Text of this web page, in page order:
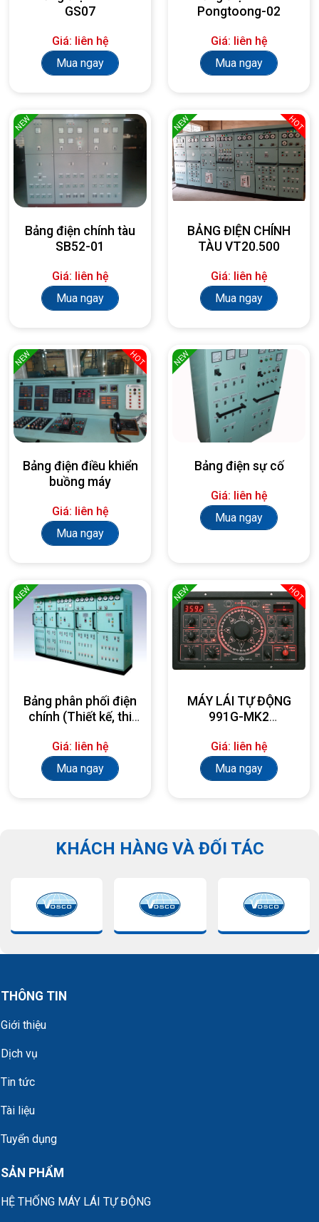
GS07
Giá: liên hệ
Mua ngay
Pongtoong-02
Giá: liên hệ
Mua ngay
NEW
Bảng điện chính tàu
SB52-01
Giá: liên hệ
Mua ngay
NEW HOT
BẢNG ĐIỆN CHÍNH
TÀU VT20.500
Giá: liên hệ
Mua ngay
NEW HOT
Bảng điện điều khiển
buồng máy
Giá: liên hệ
Mua ngay
NEW
Bảng điện sự cố
Giá: liên hệ
Mua ngay
NEW
Bảng phân phối điện
chính (Thiết kế, thi
yêu cầu)
Giá: liên hệ
Mua ngay
NEW HOT
MÁY LÁI TỰ ĐỘNG
991G-MK2
Giá: liên hệ
Mua ngay
KHÁCH HÀNG VÀ ĐỐI TÁC
THÔNG TIN
Giới thiệu
Dịch vụ
Tin tức
Tài liệu
Tuyển dụng
SẢN PHẨM
HỆ THỐNG MÁY LÁI TỰ ĐỘNG